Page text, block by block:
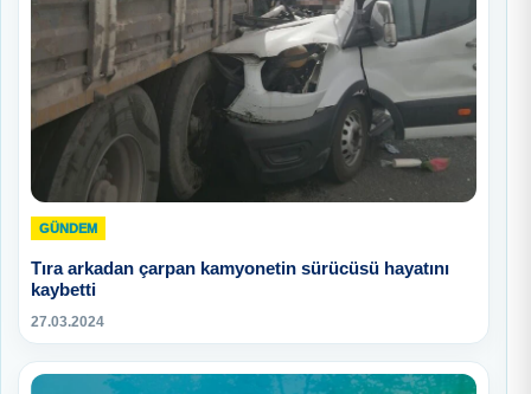
GÜNDEM
Tıra arkadan çarpan kamyonetin sürücüsü hayatını
kaybetti
27.03.2024